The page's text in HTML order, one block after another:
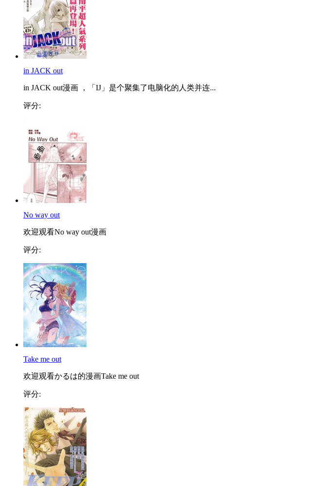
in JACK out
in JACK out漫画 ，「IJ」是个聚集了电脑化的人类并连...
评分:
No way out
欢迎观看No way out漫画
评分:
Take me out
欢迎观看かるは的漫画Take me out
评分: